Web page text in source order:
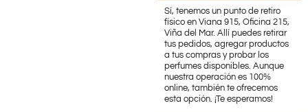
Sí, tenemos un punto de retiro
físico en Viana 915, Oficina 215,
Viña del Mar. Allí puedes retirar
tus pedidos, agregar productos
a tus compras y probar los
perfumes disponibles. Aunque
nuestra operación es 100%
online, también te ofrecemos
esta opción. ¡Te esperamos!